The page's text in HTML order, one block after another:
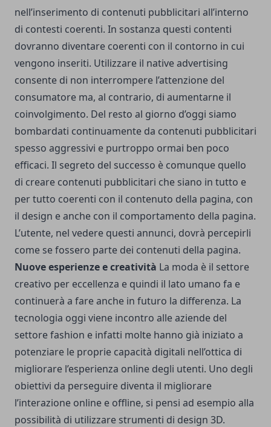
nell’inserimento di contenuti pubblicitari all’interno
di contesti coerenti. In sostanza questi contenti
dovranno diventare coerenti con il contorno in cui
vengono inseriti. Utilizzare il native advertising
consente di non interrompere l’attenzione del
consumatore ma, al contrario, di aumentarne il
coinvolgimento. Del resto al giorno d’oggi siamo
bombardati continuamente da contenuti pubblicitari
spesso aggressivi e purtroppo ormai ben poco
efficaci. Il segreto del successo è comunque quello
di creare contenuti pubblicitari che siano in tutto e
per tutto coerenti con il contenuto della pagina, con
il design e anche con il comportamento della pagina.
L’utente, nel vedere questi annunci, dovrà percepirli
come se fossero parte dei contenuti della pagina.
Nuove esperienze e creatività La moda è il settore
creativo per eccellenza e quindi il lato umano fa e
continuerà a fare anche in futuro la differenza. La
tecnologia oggi viene incontro alle aziende del
settore fashion e infatti molte hanno già iniziato a
potenziare le proprie capacità digitali nell’ottica di
migliorare l’esperienza online degli utenti. Uno degli
obiettivi da perseguire diventa il migliorare
l’interazione online e offline, si pensi ad esempio alla
possibilità di utilizzare strumenti di design 3D.